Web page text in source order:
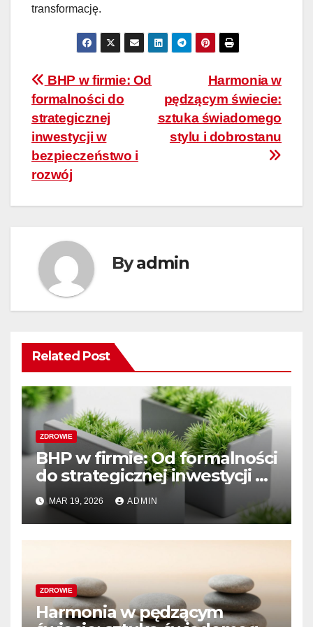
transformację.
Nawigacja
wpisu
Harmonia w
pędzącym świecie:
sztuka świadomego
stylu i dobrostanu
BHP w firmie: Od
formalności do
strategicznej
inwestycji w
bezpieczeństwo i
rozwój
Byadmin
Related Post
ZDROWIE
BHP w firmie: Od formalności
do strategicznej inwestycji w
bezpieczeństwo i rozwój
MAR 19, 2026 ADMIN
ZDROWIE
Harmonia w pędzącym